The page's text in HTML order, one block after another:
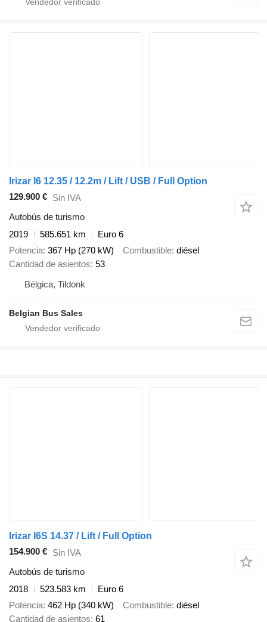
Irizar I6 12.35 / 12.2m / Lift / USB / Full Option
129.900 € Sin IVA
Autobús de turismo
2019
585.651 km
Euro 6
Potencia 367 Hp (270 kW) Combustible diésel
Cantidad de asientos 53
Bélgica, Tildonk
Belgian Bus Sales
Irizar I6S 14.37 / Lift / Full Option
154.900 € Sin IVA
Autobús de turismo
2018
523.583 km
Euro 6
Potencia 462 Hp (340 kW) Combustible diésel
Cantidad de asientos 61